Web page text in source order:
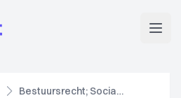
Bestuursrecht; Socialezekerheidsrecht